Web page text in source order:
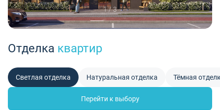
1 / 3
Отделка квартир
Светлая отделка Натуральная отделка Тёмная
Перейти к выбору